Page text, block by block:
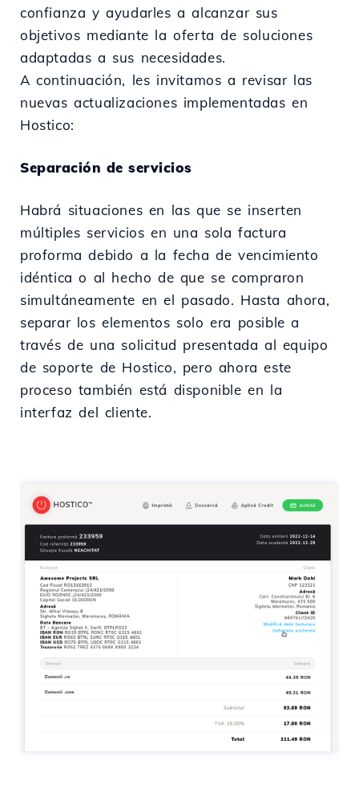
confianza y ayudarles a alcanzar sus
objetivos mediante la oferta de soluciones
adaptadas a sus necesidades.
A continuación, les invitamos a revisar las
nuevas actualizaciones implementadas en
Hostico:
Separación de servicios
Habrá situaciones en las que se inserten
múltiples servicios en una sola factura
proforma debido a la fecha de vencimiento
idéntica o al hecho de que se compraron
simultáneamente en el pasado. Hasta ahora,
separar los elementos solo era posible a
través de una solicitud presentada al equipo
de soporte de Hostico, pero ahora este
proceso también está disponible en la
interfaz del cliente.